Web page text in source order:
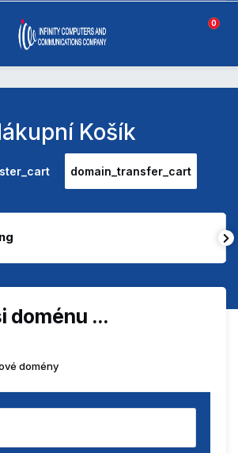
0
Košík
domain_transfer_cart
doménu ...
domény